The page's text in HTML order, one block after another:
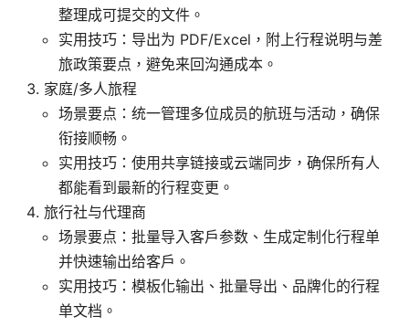
整理成可提交的文件。
实用技巧：导出为 PDF/Excel，附上行程说明与差
旅政策要点，避免来回沟通成本。
家庭/多人旅程
场景要点：统一管理多位成员的航班与活动，确保
衔接顺畅。
实用技巧：使用共享链接或云端同步，确保所有人
都能看到最新的行程变更。
旅行社与代理商
场景要点：批量导入客户参数、生成定制化行程单
并快速输出给客户。
实用技巧：模板化输出、批量导出、品牌化的行程
单文档。